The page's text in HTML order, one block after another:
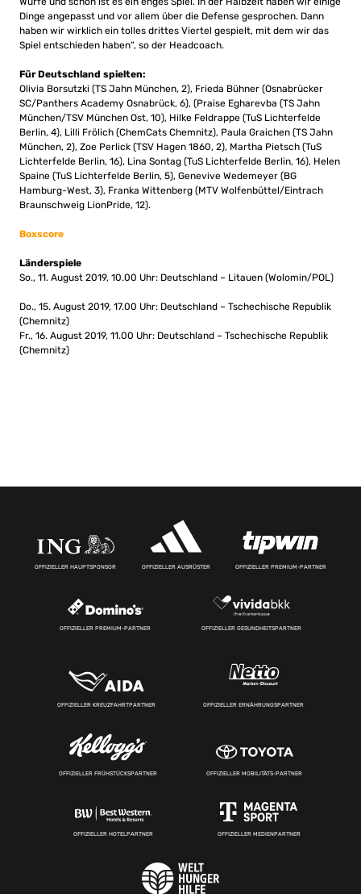
Dinge angepasst und vor allem über die Defense gesprochen. Dann
haben wir wirklich ein tolles drittes Viertel gespielt, mit dem wir das
Spiel entschieden haben“, so der Headcoach.
Für Deutschland spielten:
Olivia Borsutzki (TS Jahn München, 2), Frieda Bühner (Osnabrücker
SC/Panthers Academy Osnabrück, 6), (Praise Egharevba (TS Jahn
München/TSV München Ost, 10), Hilke Feldrappe (TuS Lichterfelde
Berlin, 4), Lilli Frölich (ChemCats Chemnitz), Paula Graichen (TS Jahn
München, 2), Zoe Perlick (TSV Hagen 1860, 2), Martha Pietsch (TuS
Lichterfelde Berlin, 16), Lina Sontag (TuS Lichterfelde Berlin, 16), Helen
Spaine (TuS Lichterfelde Berlin, 5), Genevive Wedemeyer (BG
Hamburg-West, 3), Franka Wittenberg (MTV Wolfenbüttel/Eintrach
Braunschweig LionPride, 12).
Boxscore
Länderspiele
So., 11. August 2019, 10.00 Uhr: Deutschland – Litauen (Wolomin/POL)
Do., 15. August 2019, 17.00 Uhr: Deutschland – Tschechische Republik
(Chemnitz)
Fr., 16. August 2019, 11.00 Uhr: Deutschland – Tschechische Republik
(Chemnitz)
OFFIZIELLER HAUPTSPONSOR OFFIZIELLER AUSRÜSTER OFFIZIELLER PREMIUM-PARTNER
OFFIZIELLER PREMIUM-PARTNER OFFIZIELLER GESUNDHEITSPARTNER
OFFIZIELLER KREUZFAHRTPARTNER OFFIZIELLER ERNÄHRUNGSPARTNER
OFFIZIELLER FRÜHSTÜCKSPARTNER OFFIZIELLER MOBILITÄTS-PARTNER
OFFIZIELLER HOTELPARTNER OFFIZIELLER MEDIENPARTNER